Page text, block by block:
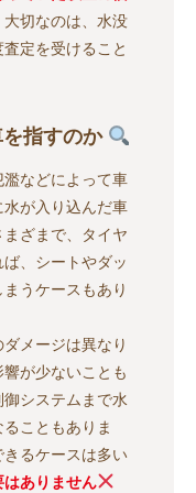
切なのは、水没
定を受けること
指すのか
などによって車
が入り込んだ車
ざまで、タイヤ
、シートやダッ
うケースもあり
メージは異なり
が少ないことも
システムまで水
こともありま
るケースは多い
ありません